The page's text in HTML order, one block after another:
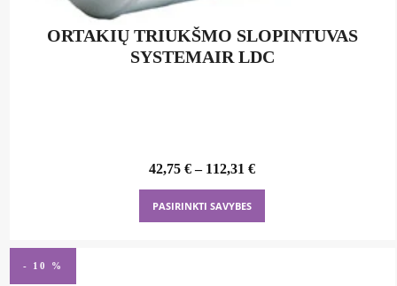
ORTAKIŲ TRIUKŠMO SLOPINTUVAS
SYSTEMAIR LDC
42,75€– 112,31€
PASIRINKTI SAVYBES
product
- 10 %